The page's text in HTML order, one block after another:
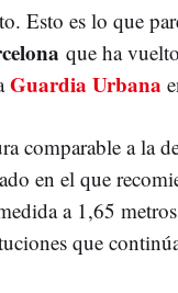
Esto es lo que
que ha
Guardia Urbana
comparable a la
en el que
a 1,65
que